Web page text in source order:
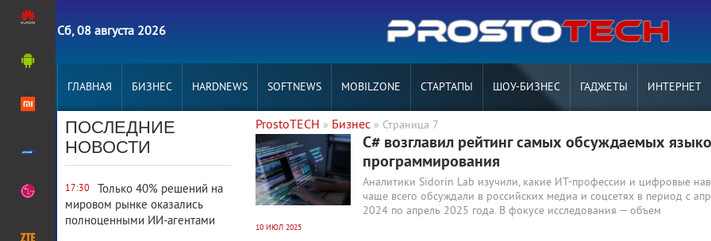
Сб, 08 августа 2026
ГЛАВНАЯ БИЗНЕС HARDNEWS SOFTNEWS MOBILZONE СТАРТАПЫ ШОУ-БИЗНЕС ГАДЖЕТЫ ИНТЕРНЕТ
ПОСЛЕДНИЕ
НОВОСТИ
17:30
Только 40% решений на
мировом рынке оказались
полноценными ИИ-агентами
ProstoTECH » Бизнес » Страница 7
16 190 0
C# возглавил рейтинг самых обсуждаемых
программирования
Аналитики Sidorin Lab изучили, какие ИТ-профессии и цифровые
чаще всего обсуждали в российских медиа и соцсетях в период с
2024 по апрель 2025 года. В фокусе исследования — объем
10 ИЮЛ 2025